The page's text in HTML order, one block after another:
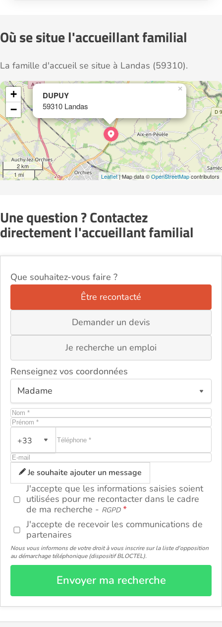
Où se situe l'accueillant familial
La famille d'accueil se situe à Landas (59310).
DUPUY
59310 Landas
×
+
−
2 km
1 mi
Leaflet| Map data ©OpenStreetMapcontributors
Une question ? Contactez
directement l'accueillant familial
Que souhaitez-vous faire ?
Être recontacté
Demander un devis
Je recherche un emploi
Renseignez vos coordonnées
+33
Je souhaite ajouter un message
J'accepte que les informations saisies soient
utilisées pour me recontacter dans le cadre
de ma recherche - RGPD
J'accepte de recevoir les communications de
partenaires
Nous vous informons de votre droit à vous inscrire sur la liste d'opposition
au démarchage téléphonique (dispositif BLOCTEL).
Envoyer ma recherche
ou